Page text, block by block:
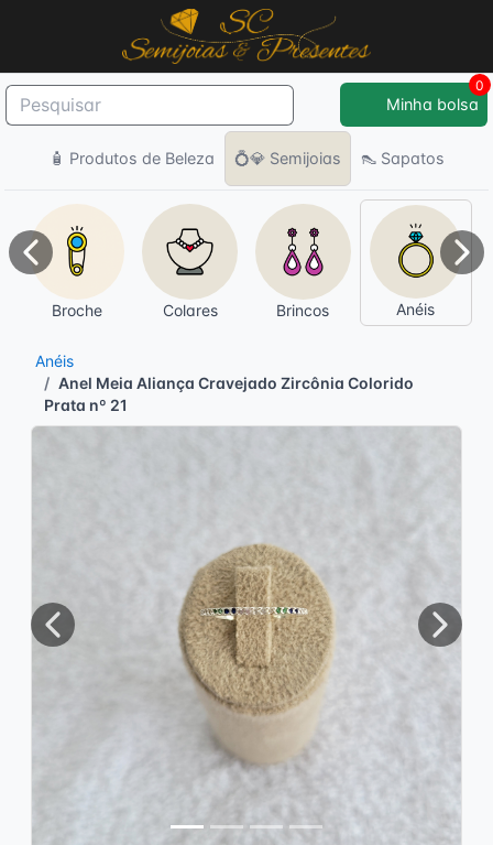
🧴 Produtos de Beleza 💍💎 Semijoias 👠 Sapatos
Minha bolsa
0
Broche Colares Brincos Anéis
Anterior
Anéis
Anel Meia Aliança Cravejado Zircônia Colorido
Prata nº 21
Previous Next